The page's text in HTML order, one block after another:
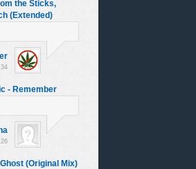
the Sticks,
(Extended)
- Remember
(Original Mix)